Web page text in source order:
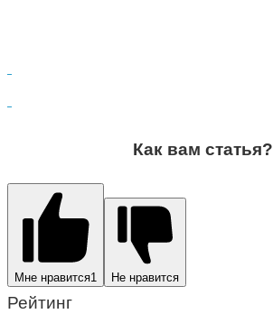
Как вам статья?
Мне нравится1 Не нравится
Рейтинг